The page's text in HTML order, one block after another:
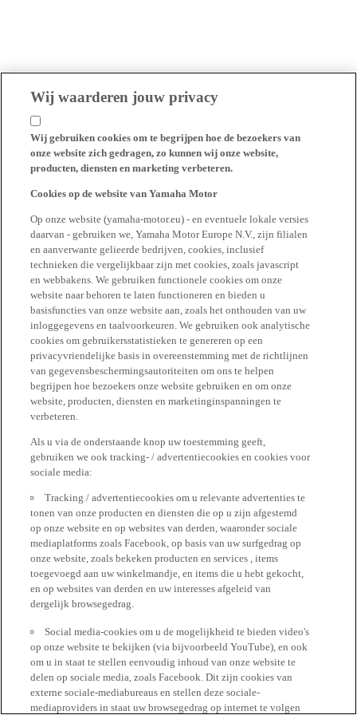
Wij waarderen jouw privacy
Wij gebruiken cookies om te begrijpen hoe de bezoekers van
onze website zich gedragen, zo kunnen wij onze website,
producten, diensten en marketing verbeteren.
Cookies op de website van Yamaha Motor
Op onze website (yamaha-motor.eu) - en eventuele lokale versies
daarvan - gebruiken we, Yamaha Motor Europe N.V., zijn filialen
en aanverwante gelieerde bedrijven, cookies, inclusief
technieken die vergelijkbaar zijn met cookies, zoals javascript
en webbakens. We gebruiken functionele cookies om onze
website naar behoren te laten functioneren en bieden u
basisfuncties van onze website aan, zoals het onthouden van uw
inloggegevens en taalvoorkeuren. We gebruiken ook analytische
cookies om gebruikersstatistieken te genereren op een
privacyvriendelijke basis in overeenstemming met de richtlijnen
van gegevensbeschermingsautoriteiten om ons te helpen
begrijpen hoe bezoekers onze website gebruiken en om onze
website, producten, diensten en marketinginspanningen te
verbeteren.
Als u via de onderstaande knop uw toestemming geeft,
gebruiken we ook tracking- / advertentiecookies en cookies voor
sociale media:
Tracking / advertentiecookies om u relevante advertenties te
tonen van onze producten en diensten die op u zijn afgestemd
op onze website en op websites van derden, waaronder sociale
mediaplatforms zoals Facebook, op basis van uw surfgedrag op
onze website, zoals bekeken producten en services , items
toegevoegd aan uw winkelmandje, en items die u hebt gekocht,
en op websites van derden en uw interesses afgeleid van
dergelijk browsegedrag.
Social media-cookies om u de mogelijkheid te bieden video's
op onze website te bekijken (via bijvoorbeeld YouTube), en ook
om u in staat te stellen eenvoudig inhoud van onze website te
delen op sociale media, zoals Facebook. Dit zijn cookies van
externe sociale-mediabureaus en stellen deze sociale-
mediaproviders in staat uw browsegedrag op internet te volgen